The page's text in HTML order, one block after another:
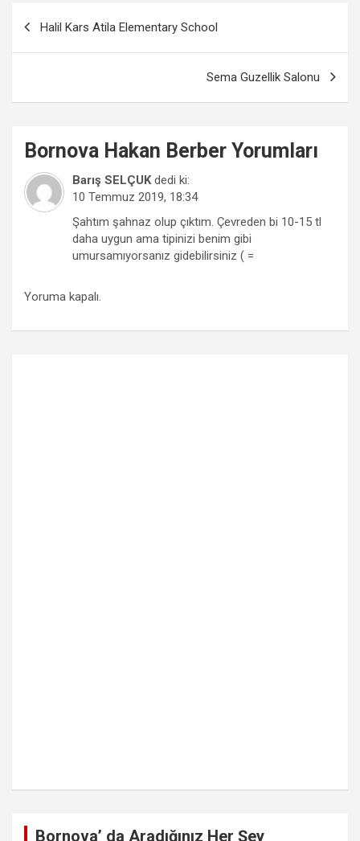
Halil Kars Atila Elementary School
Sema Guzellik Salonu
Bornova Hakan Berber Yorumları
Barış SELÇUK dedi ki:
10 Temmuz 2019, 18:34
Şahtım şahnaz olup çıktım. Çevreden bi 10-15 tl
daha uygun ama tipinizi benim gibi
umursamıyorsanız gidebilirsiniz ( =
Yoruma kapalı.
Bornova’ da Aradığınız Her Şey